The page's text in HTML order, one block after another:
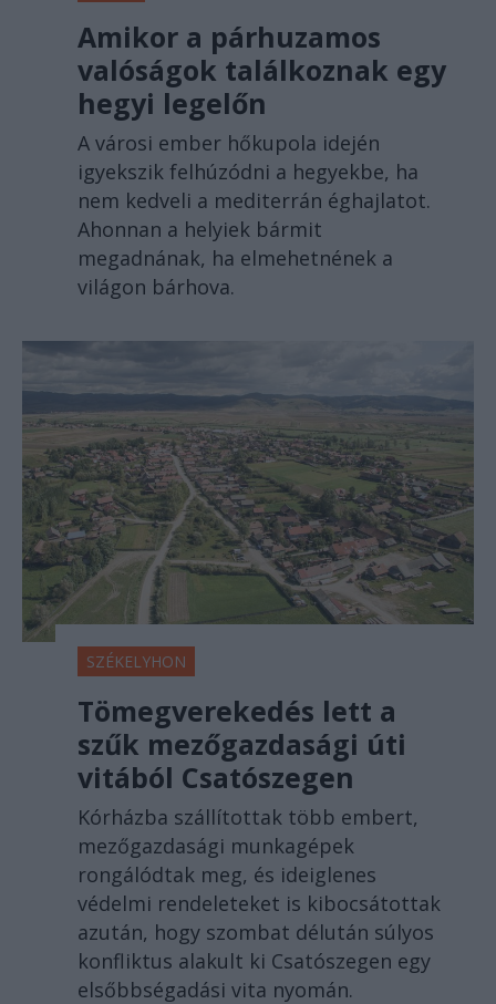
Amikor a párhuzamos
valóságok találkoznak egy
hegyi legelőn
A városi ember hőkupola idején
igyekszik felhúzódni a hegyekbe, ha
nem kedveli a mediterrán éghajlatot.
Ahonnan a helyiek bármit
megadnának, ha elmehetnének a
világon bárhova.
SZÉKELYHON
Tömegverekedés lett a
szűk mezőgazdasági úti
vitából Csatószegen
Kórházba szállítottak több embert,
mezőgazdasági munkagépek
rongálódtak meg, és ideiglenes
védelmi rendeleteket is kibocsátottak
azután, hogy szombat délután súlyos
konfliktus alakult ki Csatószegen egy
elsőbbségadási vita nyomán.